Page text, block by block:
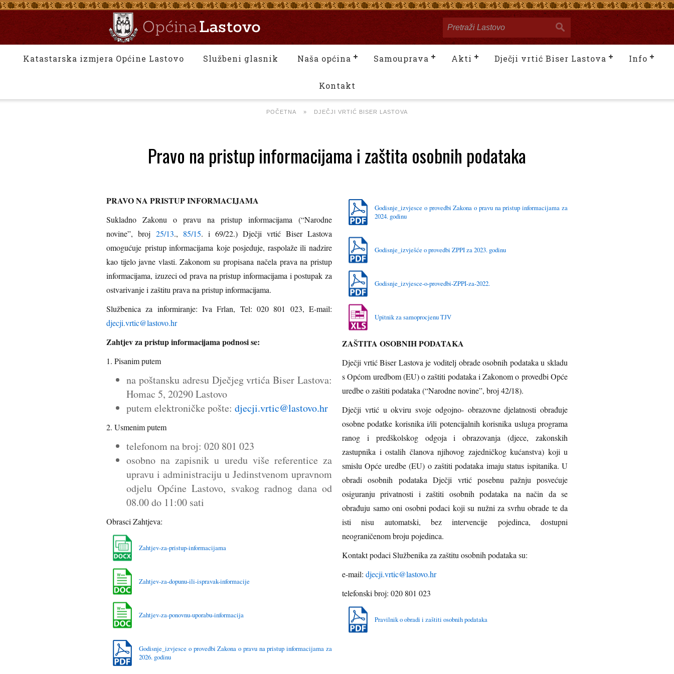
Katastarska izmjera Općine Lastovo Službeni glasnik Naša općina Samouprava Akti Dječji vrtić Biser Lastova Info
Kontakt
POČETNA » DJEČJI VRTIĆ BISER LASTOVA
Pravo na pristup informacijama i zaštita osobnih podataka
PRAVO NA PRISTUP INFORMACIJAMA
Sukladno Zakonu o pravu na pristup informacijama (“Narodne
novine”, broj 25/13., 85/15. i 69/22.) Dječji vrtić Biser Lastova
omogućuje pristup informacijama koje posjeduje, raspolaže ili nadzire
kao tijelo javne vlasti. Zakonom su propisana načela prava na pristup
informacijama, izuzeci od prava na pristup informacijama i postupak za
ostvarivanje i zaštitu prava na pristup informacijama.
Službenica za informiranje: Iva Frlan, Tel: 020 801 023, E-mail:
djecji.vrtic@lastovo.hr
Zahtjev za pristup informacijama podnosi se:
1. Pisanim putem
na poštansku adresu Dječjeg vrtića Biser Lastova:
Homac 5, 20290 Lastovo
putem elektroničke pošte: djecji.vrtic@lastovo.hr
2. Usmenim putem
telefonom na broj: 020 801 023
osobno na zapisnik u uredu više referentice za
upravu i administraciju u Jedinstvenom upravnom
odjelu Općine Lastovo, svakog radnog dana od
08.00 do 11:00 sati
Obrasci Zahtjeva:
Zahtjev-za-pristup-informacijama
Zahtjev-za-dopunu-ili-ispravak-informacije
Zahtjev-za-ponovnu-uporabu-informacija
Godisnje_izvjesce o provedbi Zakona o pravu na pristup informacijama za
2026. godinu
Godisnje_izvjesce o provedbi Zakona o pravu na pristup informacijama za
2024. godinu
Godisnje_izvješće o provedbi ZPPI za 2023. godinu
Godisnje_izvjesce-o-provedbi-ZPPI-za-2022.
Upitnik za samoprocjenu TJV
ZAŠTITA OSOBNIH PODATAKA
Dječji vrtić Biser Lastova je voditelj obrade osobnih podataka u skladu
s Općom uredbom (EU) o zaštiti podataka i Zakonom o provedbi Opće
uredbe o zaštiti podataka (“Narodne novine”, broj 42/18).
Dječji vrtić u okviru svoje odgojno- obrazovne djelatnosti obrađuje
osobne podatke korisnika i/ili potencijalnih korisnika usluga programa
ranog i predškolskog odgoja i obrazovanja (djece, zakonskih
zastupnika i ostalih članova njihovog zajedničkog kućanstva) koji u
smislu Opće uredbe (EU) o zaštiti podataka imaju status ispitanika. U
obradi osobnih podataka Dječji vrtić posebnu pažnju posvećuje
osiguranju privatnosti i zaštiti osobnih podataka na način da se
obrađuju samo oni osobni podaci koji su nužni za svrhu obrade te da
isti nisu automatski, bez intervencije pojedinca, dostupni
neograničenom broju pojedinca.
Kontakt podaci Službenika za zaštitu osobnih podataka su:
e-mail: djecji.vrtic@lastovo.hr
telefonski broj: 020 801 023
Pravilnik o obradi i zaštiti osobnih podataka